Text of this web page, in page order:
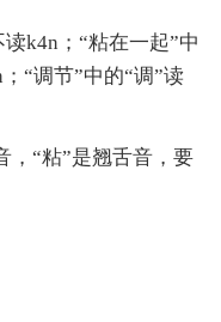
k4n；“粘在一起”中
“调节”中的“调”读
“粘”是翘舌音，要